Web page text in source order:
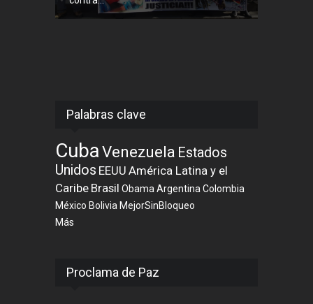
Palabras clave
CubaVenezuela Estados
Unidos EEUU América Latina y el
Caribe Brasil Obama Argentina Colombia
México Bolivia MejorSinBloqueo
Más
Proclama de Paz